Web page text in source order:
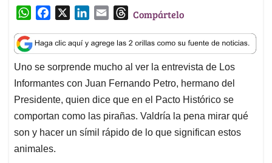
W
a
t
s
A
p
p
c
e
b
o
o
k
n
k
e
d
n
a
i
l
T
r
e
a
d
s
Compártelo
Uno se sorprende mucho al ver la entrevista de Los
Informantes con Juan Fernando Petro, hermano del
Presidente, quien dice que en el Pacto Histórico se
comportan como las pirañas. Valdría la pena mirar qué
son y hacer un símil rápido de lo que significan estos
animales.